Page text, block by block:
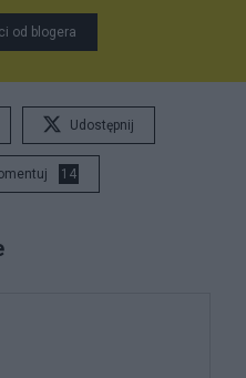
od blogera
Udostępnij
14